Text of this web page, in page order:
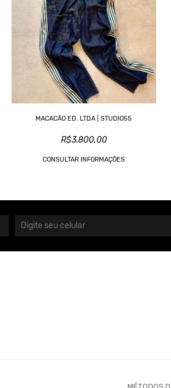
MACACÃO ED. LTDA | STUDIO55
R$3.800,00
CONSULTAR INFORMAÇÕES